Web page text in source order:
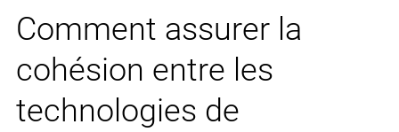
Comment assurer la
cohésion entre les
technologies de